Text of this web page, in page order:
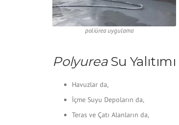
poliürea uygulama
PolyureaSu
Havuzlar da,
İçme Suyu Depoların da,
Teras ve Çatı Alanların da,